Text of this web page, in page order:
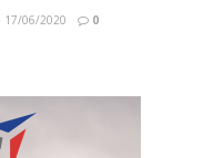
17/06/2020 0